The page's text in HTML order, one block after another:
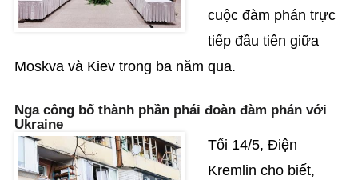
cuộc đàm phán trực
tiếp đầu tiên giữa
Moskva và Kiev trong ba năm qua.
Nga công bố thành phần phái đoàn đàm phán với
Ukraine
Tối 14/5, Điện
Kremlin cho biết,